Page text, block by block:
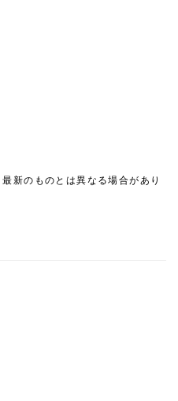
新のものとは異なる場合があり